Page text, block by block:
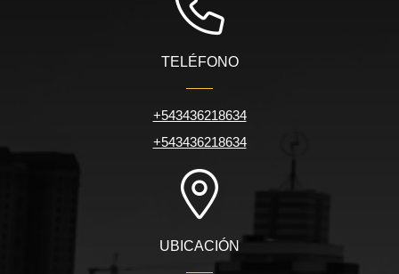
TELÉFONO
+543436218634
+543436218634
UBICACIÓN